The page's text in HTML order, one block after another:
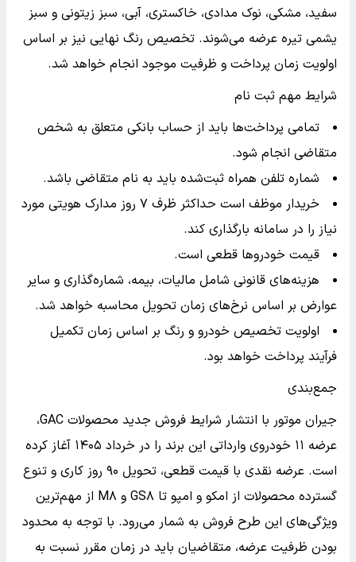
سفید، مشکی، نوک مدادی، خاکستری، آبی، سبز زیتونی و سبز
یشمی تیره عرضه می‌شوند. تخصیص رنگ نهایی نیز بر اساس
اولویت زمان پرداخت و ظرفیت موجود انجام خواهد شد.
شرایط مهم ثبت نام
تمامی پرداخت‌ها باید از حساب بانکی متعلق به شخص
متقاضی انجام شود.
شماره تلفن همراه ثبت‌شده باید به نام متقاضی باشد.
خریدار موظف است حداکثر ظرف ۷ روز مدارک هویتی مورد
نیاز را در سامانه بارگذاری کند.
قیمت خودروها قطعی است.
هزینه‌های قانونی شامل مالیات، بیمه، شماره‌گذاری و سایر
عوارض بر اساس نرخ‌های زمان تحویل محاسبه خواهد شد.
اولویت تخصیص خودرو و رنگ بر اساس زمان تکمیل
فرآیند پرداخت خواهد بود.
جمع‌بندی
جیران موتور با انتشار شرایط فروش جدید محصولات GAC،
عرضه ۱۱ خودروی وارداتی این برند را در خرداد ۱۴۰۵ آغاز کرده
است. عرضه نقدی با قیمت قطعی، تحویل ۹۰ روز کاری و تنوع
گسترده محصولات از امکو و امپو تا GS۸ و M۸ از مهم‌ترین
ویژگی‌های این طرح فروش به شمار می‌رود. با توجه به محدود
بودن ظرفیت عرضه، متقاضیان باید در زمان مقرر نسبت به